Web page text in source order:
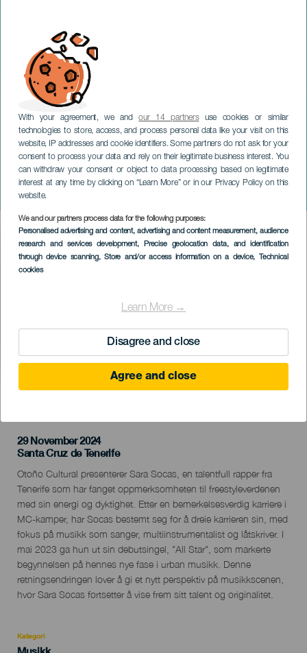
With your agreement, we andour 14 partnersuse cookies or similar
technologies to store, access, and process personal data like your visit on this
website, IP addresses and cookie identifiers. Some partners do not ask for your
consent to process your data and rely on their legitimate business interest. You
can withdraw your consent or object to data processing based on legitimate
interest at any time by clicking on “Learn More” or in our Privacy Policy on this
website.
We and our partners process data for the following purposes:
Personalised advertising and content, advertising and content measurement, audience
research and services development, Precise geolocation data, and identification
through device scanning, Store and/or access information on a device, Technical
cookies
Learn More →
Disagree and close
Agree and close
Sara Socas på konsert
TENERIFE
Imagen
Listado
29 November 2024
Localidad
Santa Cruz de Tenerife
Descripción
del
evento
Otoño Cultural presenterer Sara Socas, en talentfull rapper fra
Tenerife som har fanget oppmerksomheten til freestyleverdenen
med sin energi og dyktighet. Etter en bemerkelsesverdig karriere i
MC-kamper, har Socas bestemt seg for å dreie karrieren sin, med
fokus på musikk som sanger, multiinstrumentalist og låtskriver. I
mai 2023 ga hun ut sin debutsingel, "All Star", som markerte
begynnelsen på hennes nye fase i urban musikk. Denne
retningsendringen lover å gi et nytt perspektiv på musikkscenen,
hvor Sara Socas fortsetter å vise frem sitt talent og originalitet.
Kategori
Categoría